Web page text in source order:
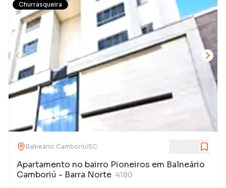
Churrasqueira
Balneário Camboriú/SC
Apartamento no bairro Pioneiros em Balneário
Camboriú - Barra Norte 4180